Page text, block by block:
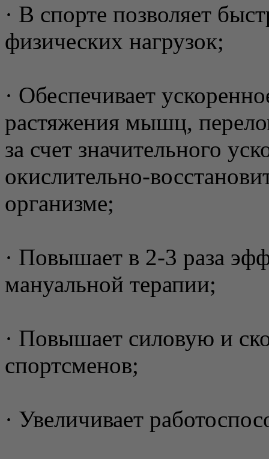
· В спорте позволяет
физических нагрузок;
· Обеспечивает
растяжения мышц,
за счет значительного
окислительно-
организме;
· Повышает в 2-3 раза
мануальной терапии;
· Повышает силовую и
спортсменов;
· Увеличивает